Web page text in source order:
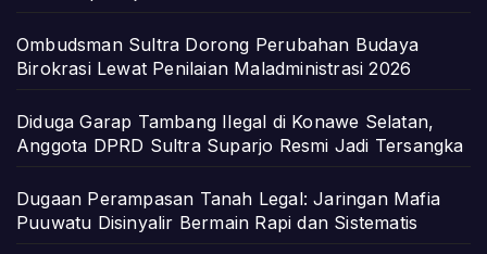
Ombudsman Sultra Dorong Perubahan Budaya
Birokrasi Lewat Penilaian Maladministrasi 2026
Diduga Garap Tambang Ilegal di Konawe Selatan,
Anggota DPRD Sultra Suparjo Resmi Jadi Tersangka
Dugaan Perampasan Tanah Legal: Jaringan Mafia
Puuwatu Disinyalir Bermain Rapi dan Sistematis